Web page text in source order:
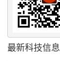
最新科技信息